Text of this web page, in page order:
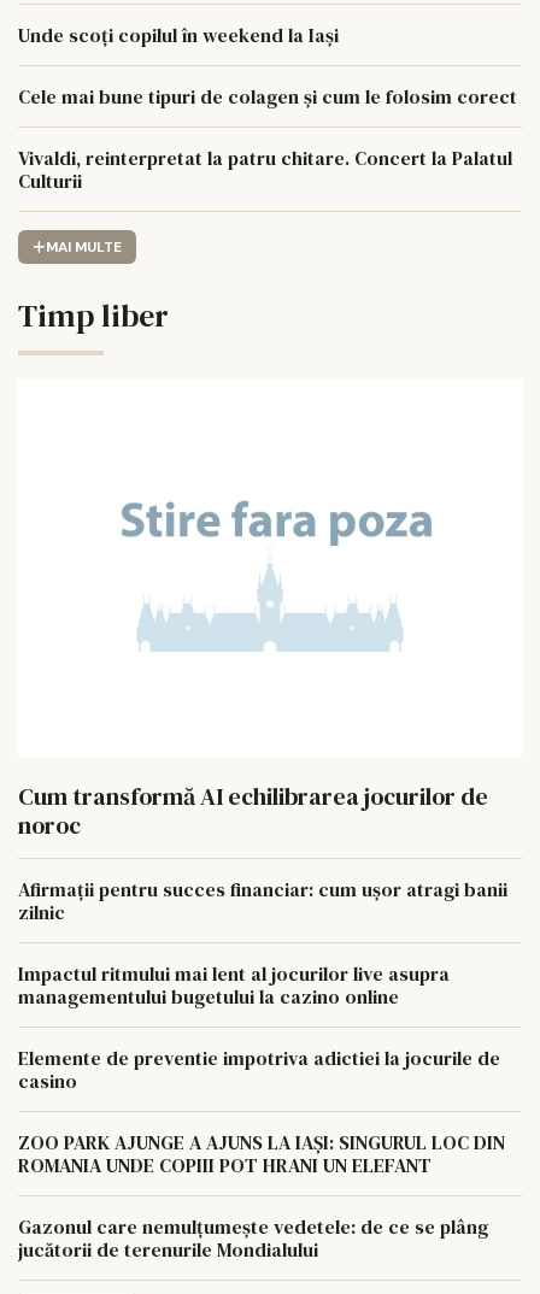
Unde scoți copilul în weekend la Iași
Cele mai bune tipuri de colagen și cum le folosim corect
Vivaldi, reinterpretat la patru chitare. Concert la Palatul
Culturii
MAI MULTE
Timp liber
Cum transformă AI echilibrarea jocurilor de
noroc
Afirmații pentru succes financiar: cum ușor atragi banii
zilnic
Impactul ritmului mai lent al jocurilor live asupra
managementului bugetului la cazino online
Elemente de preventie impotriva adictiei la jocurile de
casino
ZOO PARK AJUNGE A AJUNS LA IAȘI: SINGURUL LOC DIN
ROMANIA UNDE COPIII POT HRANI UN ELEFANT
Gazonul care nemulțumește vedetele: de ce se plâng
jucătorii de terenurile Mondialului